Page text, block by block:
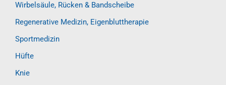
Wirbelsäule, Rücken & Bandscheibe
Regenerative Medizin, Eigenbluttherapie
Sportmedizin
Hüfte
Knie